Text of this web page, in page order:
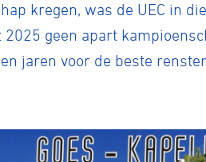
kregen, was de UEC in
geen apart
jaren voor de beste